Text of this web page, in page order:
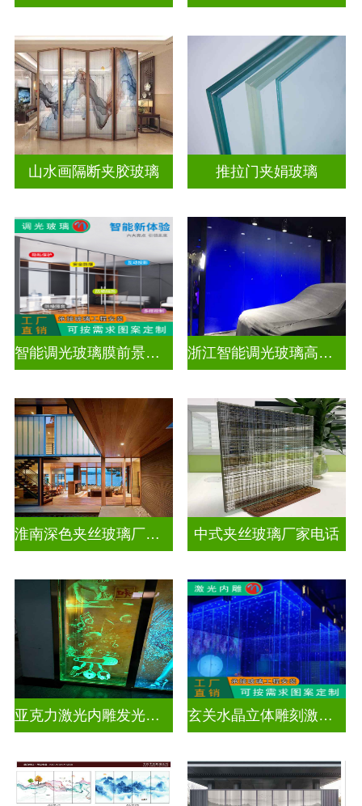
山水画隔断夹胶玻璃 推拉门夹娟玻璃
智能调光玻璃膜前景如何 浙江智能调光玻璃高隔间拆装
淮南深色夹丝玻璃厂家地址 中式夹丝玻璃厂家电话
亚克力激光内雕发光通电玻璃 玄关水晶立体雕刻激光内雕发光玻璃背景墙